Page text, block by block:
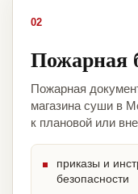
02
Пожарная
Пожарная
магазина суши в
к плановой или
приказы и
безопасности